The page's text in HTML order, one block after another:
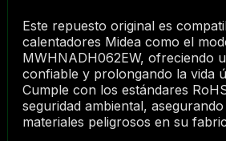
Este repuesto original es
calentadores Midea como el
MWHNADH062EW, ofreciendo
confiable y prolongando la vida
Cumple con los estándares
seguridad ambiental,
materiales peligrosos en su